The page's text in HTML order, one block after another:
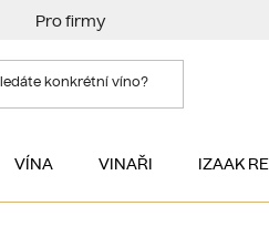
Pro firmy
VÍNA VINAŘI IZAAK